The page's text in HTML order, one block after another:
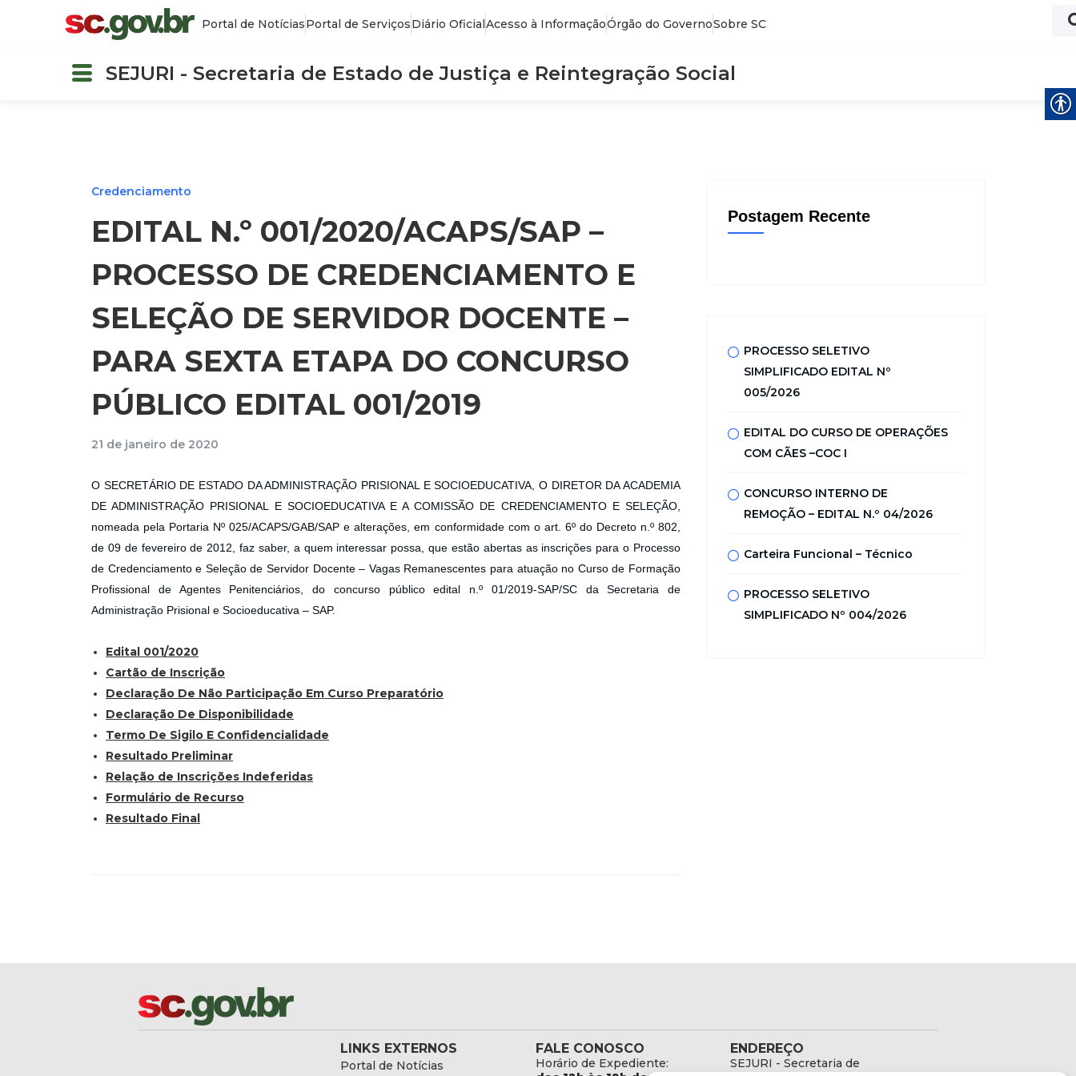
Portal de NotíciasPortal de ServiçosDiário OficialAcesso à InformaçãoÓrgão do GovernoSobre SC
SEJURI - Secretaria de Estado de Justiça e Reintegração Social
Credenciamento
EDITAL N.º 001/2020/ACAPS/SAP –
PROCESSO DE CREDENCIAMENTO E
SELEÇÃO DE SERVIDOR DOCENTE –
PARA SEXTA ETAPA DO CONCURSO
PÚBLICO EDITAL 001/2019
21 de janeiro de 2020
O SECRETÁRIO DE ESTADO DA ADMINISTRAÇÃO PRISIONAL E SOCIOEDUCATIVA, O DIRETOR DA ACADEMIA
DE ADMINISTRAÇÃO PRISIONAL E SOCIOEDUCATIVA E A COMISSÃO DE CREDENCIAMENTO E SELEÇÃO,
nomeada pela Portaria Nº 025/ACAPS/GAB/SAP e alterações, em conformidade com o art. 6º do Decreto n.º 802,
de 09 de fevereiro de 2012, faz saber, a quem interessar possa, que estão abertas as inscrições para o Processo
de Credenciamento e Seleção de Servidor Docente – Vagas Remanescentes para atuação no Curso de Formação
Profissional de Agentes Penitenciários, do concurso público edital n.º 01/2019-SAP/SC da Secretaria de
Administração Prisional e Socioeducativa – SAP.
Edital 001/2020
Cartão de Inscrição
Declaração De Não Participação Em Curso Preparatório
Declaração De Disponibilidade
Termo De Sigilo E Confidencialidade
Resultado Preliminar
Relação de Inscrições Indeferidas
Formulário de Recurso
Resultado Final
Postagem Recente
PROCESSO SELETIVO
SIMPLIFICADO EDITAL Nº
005/2026
EDITAL DO CURSO DE OPERAÇÕES
COM CÃES –COC I
CONCURSO INTERNO DE
REMOÇÃO – EDITAL N.º 04/2026
Carteira Funcional – Técnico
PROCESSO SELETIVO
SIMPLIFICADO Nº 004/2026
LINKS EXTERNOS
Portal de Notícias
FALE CONOSCO
Horário de Expediente:
ENDEREÇO
SEJURI - Secretaria de